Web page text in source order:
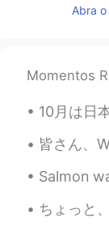
JP EN
Abra
Momentos
10月は日本に引っ越ししますから、もしよけれ
皆さん、White Rabbits !！🐰 もう９月
Salmon was on sale
ちょっと、嫌なことがあった😫 でもこういう時は